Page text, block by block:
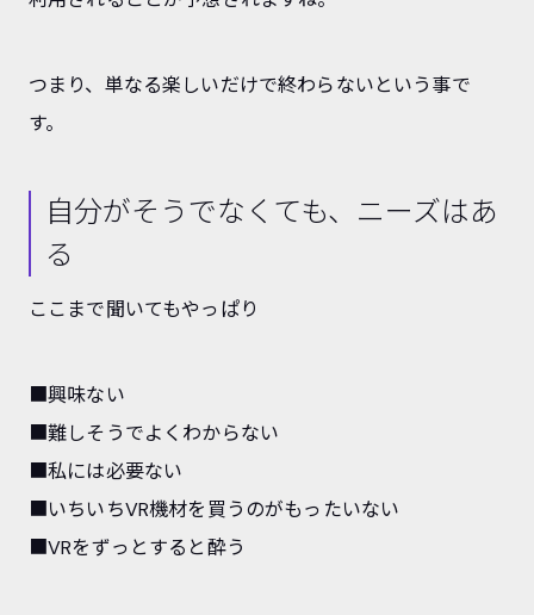
つまり、単なる楽しいだけで終わらないという事で
す。
自分がそうでなくても、ニーズはあ
る
ここまで聞いてもやっぱり
■興味ない
■難しそうでよくわからない
■私には必要ない
■いちいちVR機材を買うのがもったいない
■VRをずっとすると酔う